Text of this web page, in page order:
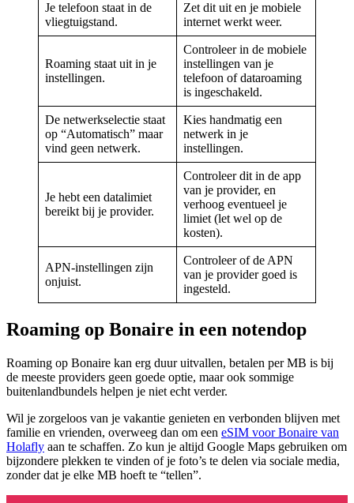
Je telefoon staat in de
vliegtuigstand.
Zet dit uit en je mobiele
internet werkt weer.
Roaming staat uit in je
instellingen.
Controleer in de mobiele
instellingen van je
telefoon of dataroaming
is ingeschakeld.
De netwerkselectie staat
op “Automatisch” maar
vind geen netwerk.
Kies handmatig een
netwerk in je
instellingen.
Je hebt een datalimiet
bereikt bij je provider.
Controleer dit in de app
van je provider, en
verhoog eventueel je
limiet (let wel op de
kosten).
APN-instellingen zijn
onjuist.
Controleer of de APN
van je provider goed is
ingesteld.
Roaming op Bonaire in een notendop
Roaming op Bonaire kan erg duur uitvallen, betalen per MB is bij
de meeste providers geen goede optie, maar ook sommige
buitenlandbundels helpen je niet echt verder.
Wil je zorgeloos van je vakantie genieten en verbonden blijven met
familie en vrienden, overweeg dan om een eSIM voor Bonaire van
Holafly aan te schaffen. Zo kun je altijd Google Maps gebruiken om
bijzondere plekken te vinden of je foto’s te delen via sociale media,
zonder dat je elke MB hoeft te “tellen”.